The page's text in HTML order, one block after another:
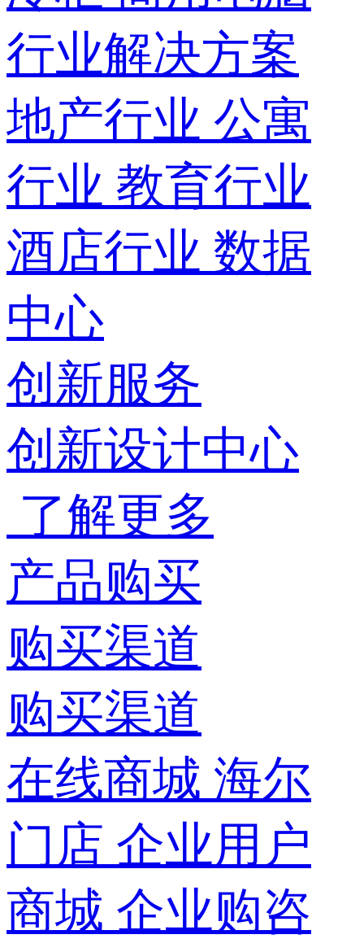
行业解决方案
地产行业 公寓
行业 教育行业
酒店行业 数据
中心
创新服务
创新设计中心
了解更多
产品购买
购买渠道
购买渠道
在线商城 海尔
门店 企业用户
商城 企业购咨